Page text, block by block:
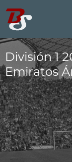
División 1
Emiratos